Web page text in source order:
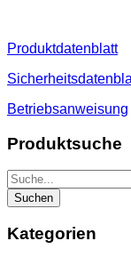
Produktdatenblatt
Betriebsanweisung
Produktsuche
Kategorien